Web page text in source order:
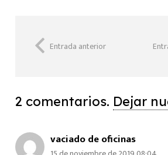
Entrada anterior
2 comentarios. Dejar
vaciado de oficinas